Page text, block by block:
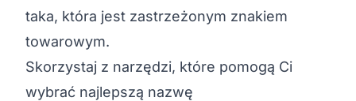
taka, która jest zastrzeżonym znakiem
towarowym.
Skorzystaj z narzędzi, które pomogą Ci
wybrać najlepszą nazwę